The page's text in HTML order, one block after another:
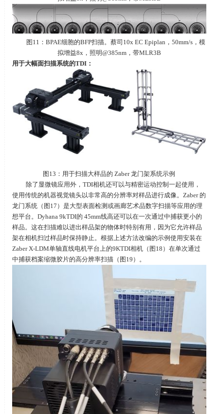
图11：BPAE细胞的BFP扫描。蔡司10x EC Epiplan，50mm/s，模
拟增益8x，照明@385nm，带MLR3B
用于大幅面扫描系统的TDI：
图13：用于扫描大样品的 Zaber 龙门架系统示例
除了显微镜应用外，TDI相机还可以与精密运动控制一起使用，
使用传统的机器视觉镜头以非常高的分辨率对样品进行成像。Zaber 的
龙门系统（图17）是大型表面检测或画廊艺术品数字扫描等应用的理
想平台。Dyhana 9kTDI的 45mm线高还可以在一次通过中捕获更小的
样品。这在扫描难以进出样品架的物体时特别有用，因为它允许样品
架在相机扫过样品时保持静止。根据上述方法改编的示例使用安装在
Zaber X-LDM单轴直线电机平台上的9KTDI相机（图18）在单次通过
中捕获档案缩微胶片的高分辨率扫描（图19）。